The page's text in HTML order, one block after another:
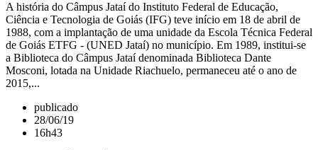
A história do Câmpus Jataí do Instituto Federal de Educação,
Ciência e Tecnologia de Goiás (IFG) teve início em 18 de abril de
1988, com a implantação de uma unidade da Escola Técnica Federal
de Goiás ETFG - (UNED Jataí) no município. Em 1989, institui-se
a Biblioteca do Câmpus Jataí denominada Biblioteca Dante
Mosconi, lotada na Unidade Riachuelo, permaneceu até o ano de
2015,...
publicado
28/06/19
16h43